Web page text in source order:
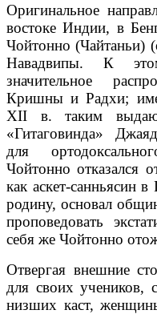
Оригинальное
востоке Индии, в
Чойтонно (Чайтаньи)
Навадвипы. К
значительное
Кришны и Радхи;
XII в. таким
«Гитаговинда»
для
Чойтонно отказался
как аскет-санньясин
родину, основал
проповедовать
себя же Чойтонно
Отвергая внешние
для своих учеников,
низших каст,